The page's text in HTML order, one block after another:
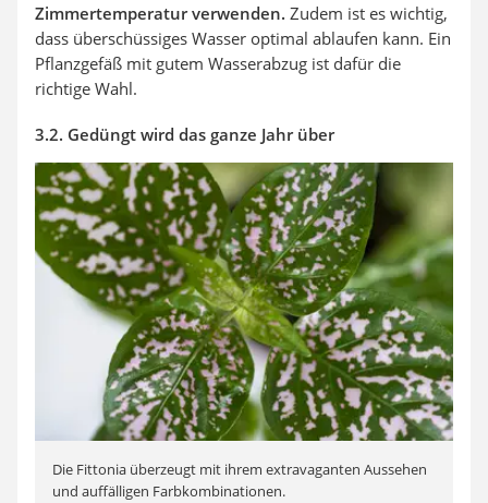
Zimmertemperatur verwenden. Zudem ist es wichtig,
dass überschüssiges Wasser optimal ablaufen kann. Ein
Pflanzgefäß mit gutem Wasserabzug ist dafür die
richtige Wahl.
3.2. Gedüngt wird das ganze Jahr über
Die Fittonia überzeugt mit ihrem extravaganten Aussehen
und auffälligen Farbkombinationen.